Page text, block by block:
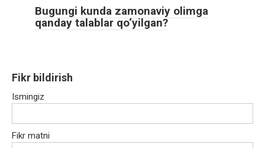
Bugungi kunda zamonaviy olimga
qanday talablar qo‘yilgan?
Fikr bildirish
Ismingiz
Fikr matni